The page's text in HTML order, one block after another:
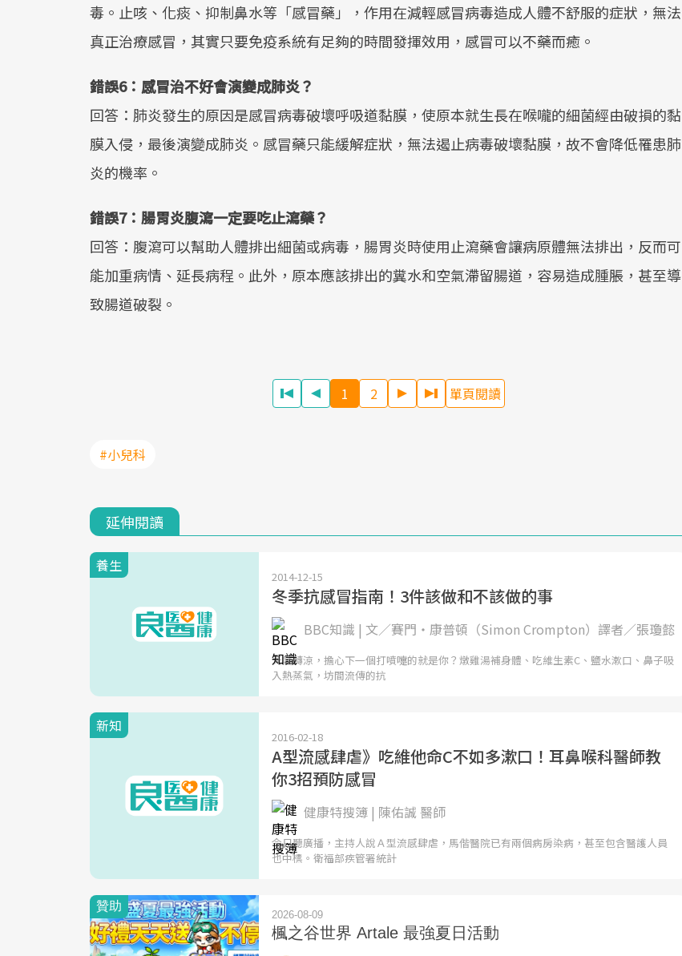
毒。止咳、化痰、抑制鼻水等「感冒藥」，作用在減輕感冒病毒造成人體不舒服的症狀，無法
真正治療感冒，其實只要免疫系統有足夠的時間發揮效用，感冒可以不藥而癒。
錯誤6：感冒治不好會演變成肺炎？
回答：肺炎發生的原因是感冒病毒破壞呼吸道黏膜，使原本就生長在喉嚨的細菌經由破損的黏
膜入侵，最後演變成肺炎。感冒藥只能緩解症狀，無法遏止病毒破壞黏膜，故不會降低罹患肺
炎的機率。
錯誤7：腸胃炎腹瀉一定要吃止瀉藥？
回答：腹瀉可以幫助人體排出細菌或病毒，腸胃炎時使用止瀉藥會讓病原體無法排出，反而可
能加重病情、延長病程。此外，原本應該排出的糞水和空氣滯留腸道，容易造成腫脹，甚至導
致腸道破裂。
1 2 單頁閱讀
#小兒科
延伸閱讀
養生
2014-12-15
冬季抗感冒指南！3件該做和不該做的事
BBC知識 | 文／賽門‧康普頓（Simon Crompton）譯者／張瓊懿
天氣轉涼，擔心下一個打噴嚏的就是你？燉雞湯補身體、吃維生素C、鹽水漱口、鼻子吸
入熱蒸氣，坊間流傳的抗
新知
2016-02-18
A型流感肆虐》吃維他命C不如多漱口！耳鼻喉科醫師教
你3招預防感冒
健康特搜簿 | 陳佑誠 醫師
今日聽廣播，主持人說Ａ型流感肆虐，馬偕醫院已有兩個病房染病，甚至包含醫護人員
也中標。衛福部疾管署統計